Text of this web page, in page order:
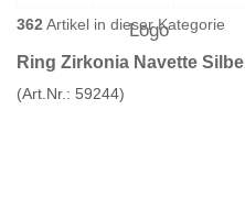
362 Artikel in dieser Kategorie
Ring Zirkonia Navette
(Art.Nr.: 59244)